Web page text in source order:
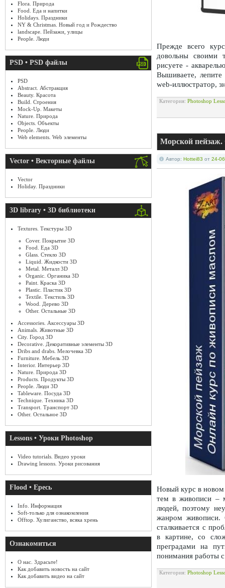
Flora. Природа
Food. Еда и напитки
Holidays. Праздники
NY & Christmas. Новый год и Рождество
landscape. Пейзажи, улицы
People. Люди
PSD • PSD файлы
PSD
Abstract. Абстракция
Beauty. Красота
Build. Строения
Mock-Up. Макеты
Nature. Природа
Objects. Объекты
People. Люди
Web elements. Web элементы
Vector • Векторные файлы
Vector
Holiday. Праздники
3D library • 3D библиотеки
Textures. Текстуры 3D
Cover. Покрытие 3D
Food. Еда 3D
Glass. Стекло 3D
Liquid. Жидкости 3D
Metal. Металл 3D
Organic. Органика 3D
Paint. Краска 3D
Plastic. Пластик 3D
Textile. Текстиль 3D
Wood. Дерево 3D
Other. Остальные 3D
Accessories. Аксессуары 3D
Animals. Животные 3D
City. Город 3D
Decorative. Декоративные элементы 3D
Dribs and drabs. Мелочевка 3D
Furniture. Мебель 3D
Interior. Интерьер 3D
Nature. Природа 3D
Products. Продукты 3D
People. Люди 3D
Tableware. Посуда 3D
Technique. Техника 3D
Transport. Транспорт 3D
Other. Остальное 3D
Lessons • Уроки Photoshop
Video tutorials. Видео уроки
Drawing lessons. Уроки рисования
Flood • Ересь
Info. Информация
Soft-только для ознакомления
Offtop. Хулиганство, всяка хрень
Ознакомиться
О нас. Здрасьте!
Как добавить новость на сайт
Как добавить видео на сайт
Прежде всего
довольны
рисуете -
Вышиваете,
web-иллюстратор,
Категория: Photoshop
Морской пейзаж.
Автор: Hottei83 от 24-
Новый курс в
тем в живописи –
людей, поэтому
жанром живописи.
сталкивается с
в картине, со
преградами на
понимания работы
Категория: Photoshop